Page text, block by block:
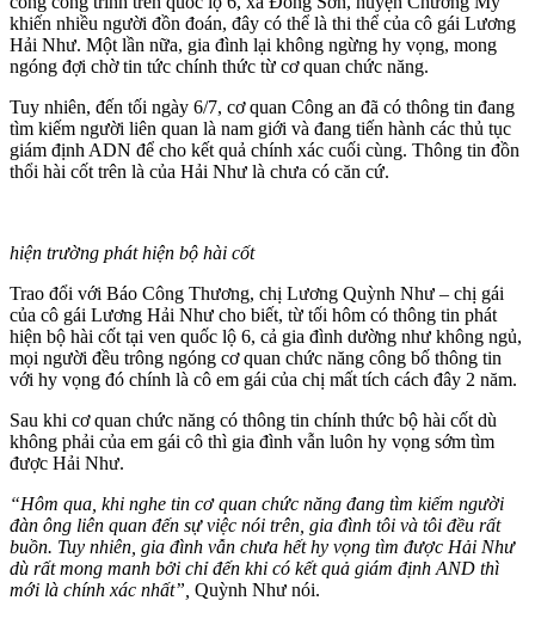
khiến nhiều người đồn đoán, đây có thể là th‌i th‌ể của cô gái Lương
Hải Như. Một lần nữa, gia đình lại không ngừng hy vọng, mong
ngóng đợi chờ tin tức chính thức từ cơ quan chức năng.
Tuy nhiên, đến tối ngày 6/7, cơ quan Công an đã có thông tin đang
tìm kiếm người liên quan là nam giới và đang tiến hành các thủ tục
giám định ADN để cho kết quả chính xác cuối cùng. Thông tin đồn
thổi hài cốt trên là của Hải Như là chưa có căn cứ.
hiện trường phát hiện bộ hài cốt
Trao đổi với Báo Công Thương, chị Lương Quỳnh Như – chị gái
của cô gái Lương Hải Như cho biết, từ tối hôm có thông tin phát
hiện bộ hài cốt tại ven quốc lộ 6, cả gia đình dường như không ngủ,
mọi người đều trông ngóng cơ quan chức năng công bố thông tin
với hy vọng đó chính là cô em gái của chị mất tích cách đây 2 năm.
Sau khi cơ quan chức năng có thông tin chính thức bộ hài cốt dù
không phải của em gái cô thì gia đình vẫn luôn hy vọng sớm tìm
được Hải Như.
“Hôm qua, khi nghe tin cơ quan chức năng đang tìm kiếm người
đàn ông liên quan đến sự việc nói trên, gia đình tôi và tôi đều rất
buồn. Tuy nhiên, gia đình vẫn chưa hết hy vọng tìm được Hải Như
dù rất mong manh bởi chỉ đến khi có kết quả giám định AND thì
mới là chính xác nhất”, Quỳnh Như nói.